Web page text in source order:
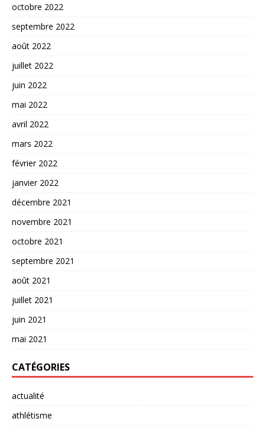
octobre 2022
septembre 2022
août 2022
juillet 2022
juin 2022
mai 2022
avril 2022
mars 2022
février 2022
janvier 2022
décembre 2021
novembre 2021
octobre 2021
septembre 2021
août 2021
juillet 2021
juin 2021
mai 2021
CATÉGORIES
actualité
athlétisme